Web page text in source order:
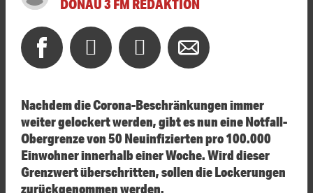
DONAU 3 FM REDAKTION
Nachdem die Corona-Beschränkungen immer
weiter gelockert werden, gibt es nun eine Notfall-
Obergrenze von 50 Neuinfizierten pro 100.000
Einwohner innerhalb einer Woche. Wird dieser
Grenzwert überschritten, sollen die Lockerungen
zurückgenommen werden.